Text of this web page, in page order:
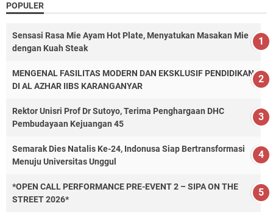
POPULER
Sensasi Rasa Mie Ayam Hot Plate, Menyatukan Masakan Mie
dengan Kuah Steak
MENGENAL FASILITAS MODERN DAN EKSKLUSIF PENDIDIKAN
DI AL AZHAR IIBS KARANGANYAR
Rektor Unisri Prof Dr Sutoyo, Terima Penghargaan DHC
Pembudayaan Kejuangan 45
Semarak Dies Natalis Ke-24, Indonusa Siap Bertransformasi
Menuju Universitas Unggul
*OPEN CALL PERFORMANCE PRE-EVENT 2 – SIPA ON THE
STREET 2026*